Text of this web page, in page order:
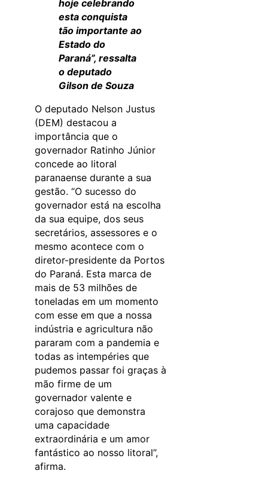
hoje celebrando
esta conquista
tão importante ao
Estado do
Paraná”, ressalta
o deputado
Gilson de Souza
O deputado Nelson Justus
(DEM) destacou a
importância que o
governador Ratinho Júnior
concede ao litoral
paranaense durante a sua
gestão. “O sucesso do
governador está na escolha
da sua equipe, dos seus
secretários, assessores e o
mesmo acontece com o
diretor-presidente da Portos
do Paraná. Esta marca de
mais de 53 milhões de
toneladas em um momento
com esse em que a nossa
indústria e agricultura não
pararam com a pandemia e
todas as intempéries que
pudemos passar foi graças à
mão firme de um
governador valente e
corajoso que demonstra
uma capacidade
extraordinária e um amor
fantástico ao nosso litoral”,
afirma.